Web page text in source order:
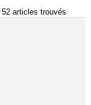
52 articles trouvés